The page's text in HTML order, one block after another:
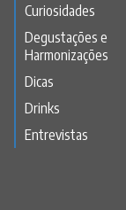
Curiosidades
Degustações e
Harmonizações
Dicas
Drinks
Entrevistas